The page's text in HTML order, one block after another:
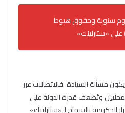
سنوية وحقوق هبوط
مسألة السيادة. فالاتصالات عبر
وتُضعف قدرة الدولة على
الحكومة بالسماح لـ«ستارلينك»